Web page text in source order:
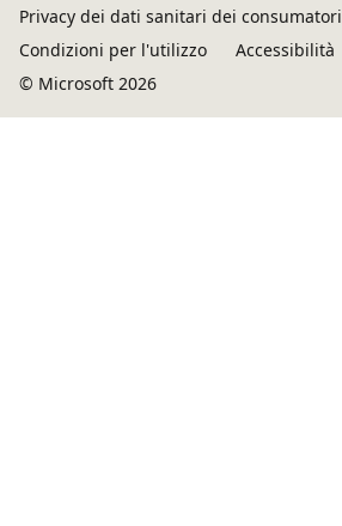
Privacy dei dati sanitari dei consumatori
Condizioni per l'utilizzo
Accessibilità
© Microsoft 2026